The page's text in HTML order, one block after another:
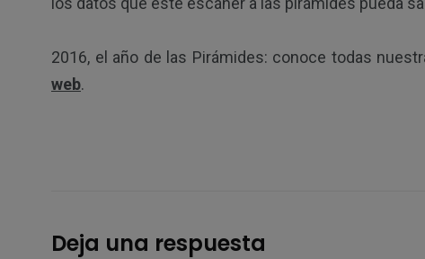
2016, el año de las Pirámides: conoce todas
web.
Deja una respuesta